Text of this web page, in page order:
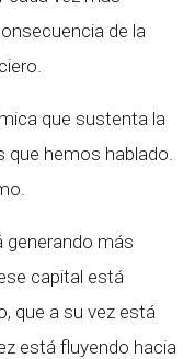
de la
que sustenta la
que hemos hablado.
generando más
capital está
que a su vez está
está fluyendo hacia